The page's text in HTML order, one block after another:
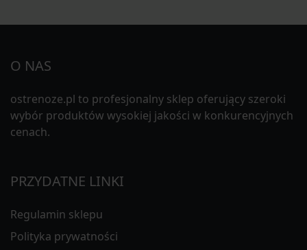
O NAS
ostrenoze.pl to profesjonalny sklep oferujący szeroki
wybór produktów wysokiej jakości w konkurencyjnych
cenach.
PRZYDATNE LINKI
Regulamin sklepu
Polityka prywatności